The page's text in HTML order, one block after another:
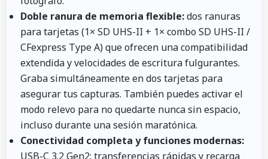
Doble ranura de memoria flexible:dos ranuras
para tarjetas (1× SD UHS-II + 1× combo SD UHS-II /
CFexpress Type A) que ofrecen una compatibilidad
extendida y velocidades de escritura fulgurantes.
Graba simultáneamente en dos tarjetas para
asegurar tus capturas. También puedes activar el
modo relevo para no quedarte nunca sin espacio,
incluso durante una sesión maratónica.
Conectividad completa y funciones modernas:
USB-C 3.2 Gen2: transferencias rápidas y recarga